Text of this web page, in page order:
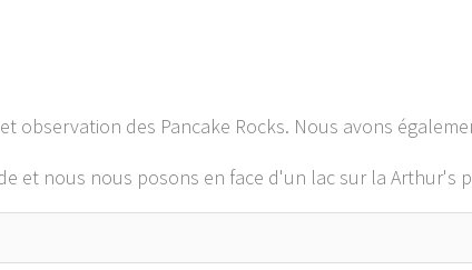
observation des Pancake Rocks. Nous avons
et nous nous posons en face d'un lac sur la Arthur's